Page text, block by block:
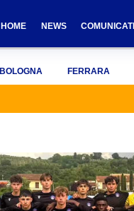
HOME NEWS COMUNICATI
BOLOGNA FERRARA